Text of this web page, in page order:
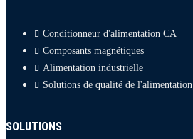
Conditionneur d'alimentation CA
Composants magnétiques
Alimentation industrielle
Solutions de qualité de l'alimentation
SOLUTIONS